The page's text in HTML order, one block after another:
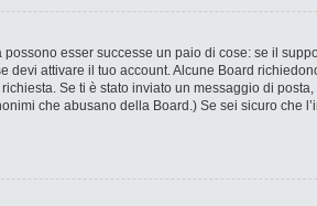
esser successe un paio di cose: se il
attivare il tuo account. Alcune Board
Se ti è stato inviato un messaggio di
che abusano della Board.) Se sei sicuro che